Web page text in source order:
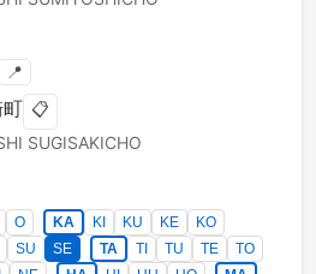
📍
📋
SUGISAKICHO
O KA KI KU KE
KO
SU SE TA TI TU TE
TO